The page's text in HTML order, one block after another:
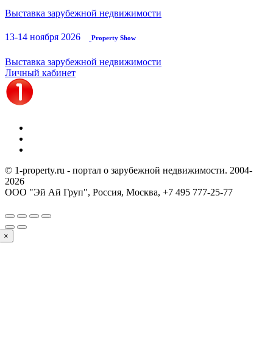
Выставка зарубежной недвижимости
13-14 ноября 2026 Property Show
Выставка зарубежной недвижимости
Личный кабинет
© 1-property.ru - портал о зарубежной недвижимости. 2004-
2026
ООО "Эй Ай Груп", Россия, Москва, +7 495 777-25-77
×